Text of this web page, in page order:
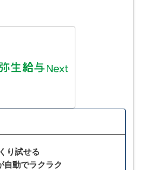
り試せる
自動でラクラク